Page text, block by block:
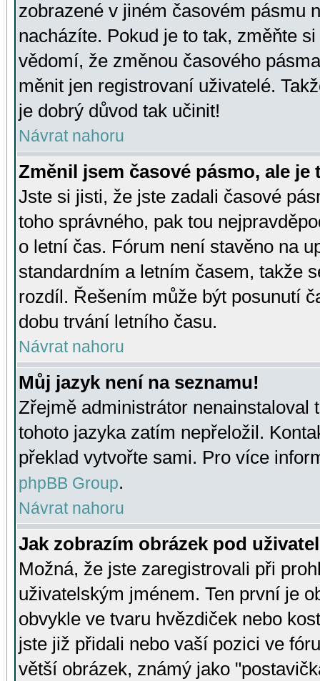
zobrazené v jiném časovém pásmu
nacházíte. Pokud je to tak, změňte
vědomí, že změnou časového
měnit jen registrovaní uživatelé.
je dobrý důvod tak učinit!
Návrat nahoru
Změnil jsem časové pásmo, ale je
Jste si jisti, že jste zadali časové
toho správného, pak tou
o letní čas. Fórum není stavěno na
standardním a letním časem, takže
rozdíl. Řešením může být posunutí
dobu trvání letního času.
Návrat nahoru
Můj jazyk není na seznamu!
Zřejmě administrátor nenainstaloval
tohoto jazyka zatím nepřeložil.
překlad vytvořte sami. Pro více
phpBB Group.
Návrat nahoru
Jak zobrazím obrázek pod
Možná, že jste zaregistrovali při
uživatelským jménem. Ten první je
obvykle ve tvaru hvězdiček nebo
jste již přidali nebo vaší pozici ve
větší obrázek, známý jako